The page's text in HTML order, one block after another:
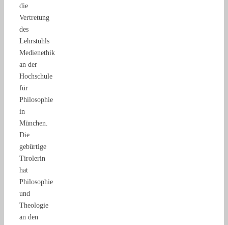
die
Vertretung
des
Lehrstuhls
Medienethik
an der
Hochschule
für
Philosophie
in
München.
Die
gebürtige
Tirolerin
hat
Philosophie
und
Theologie
an den